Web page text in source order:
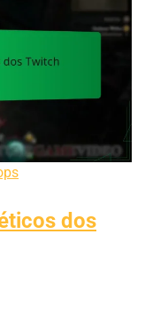
dos